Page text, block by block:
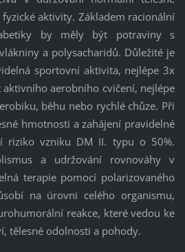
aktivity. Základem racionální
by měly být potraviny s
a polysacharidů. Důležité je
sportovní aktivita, nejlépe 3x
aerobního cvičení, nejlépe
běhu nebo rychlé chůze. Při
hmotnosti a zahájení pravidelné
riziko vzniku DM II. typu o 50%.
a udržování rovnováhy v
terapie pomocí polarizovaného
na úrovni celého organismu,
reakce, které vedou ke
tělesné odolnosti a pohody.